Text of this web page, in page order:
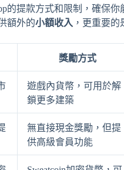
的提款方式和限制，確保
額外的小額收入 ，更重要
獎勵方式
遊戲內貨幣，可用於解
鎖更多建築
無直接現金獎勵，但提
供高級會員功能